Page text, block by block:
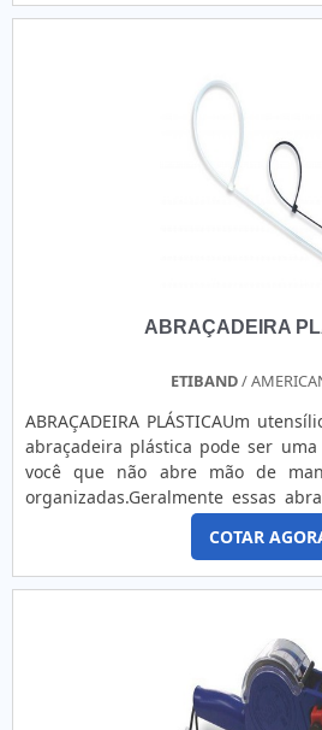
INFORMAÇÕES INTERESSANTES
estrutura para os parceiros com
onde são realizadas as
última geração, tudo
precisão.Há muitas maneiras
demonstrar competência,
área de atuação. A Herrbaier se
Atendimento personalizado;
Preço justo; Colaboradores
sobre rótulo bopp, deve-se
assertividade, detalhes que
clientes.É por estes motivos que a
que preza pela segurança quando
de rótulos e etiquetas adesivas.
satisfação da venda à entrega
qualidade.REFERÊNCIA
SEGMENTOApenas na
sempre estão à disposição
para rótulos e etiquetas adesivas. É
variados com tecnologia de
qualidade e assertividade.Com a
tirar as suas dúvidas sobre os
contar com os melhores
conquistando a confiança e a
ABRAÇADEIRA
ETIBAND/
ABRAÇADEIRA PLÁSTICAUm
abraçadeira plástica pode ser
você que não abre mão de
organizadas.Geralmente essas
como lacres, vendidas em
muito úteis no auxílio para
pequenos reparos e
surpreendentes.UTILIDADES DA
empregada para a fixação de
cabos e fios. De modo mais
plástica é
COTAR